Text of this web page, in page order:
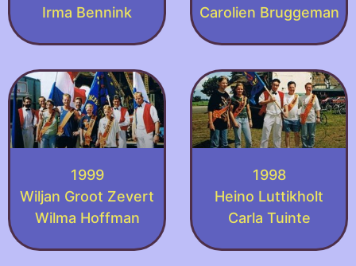
Irma Bennink
Carolien Bruggeman
1999
Wiljan Groot Zevert
Wilma Hoffman
1998
Heino Luttikholt
Carla Tuinte